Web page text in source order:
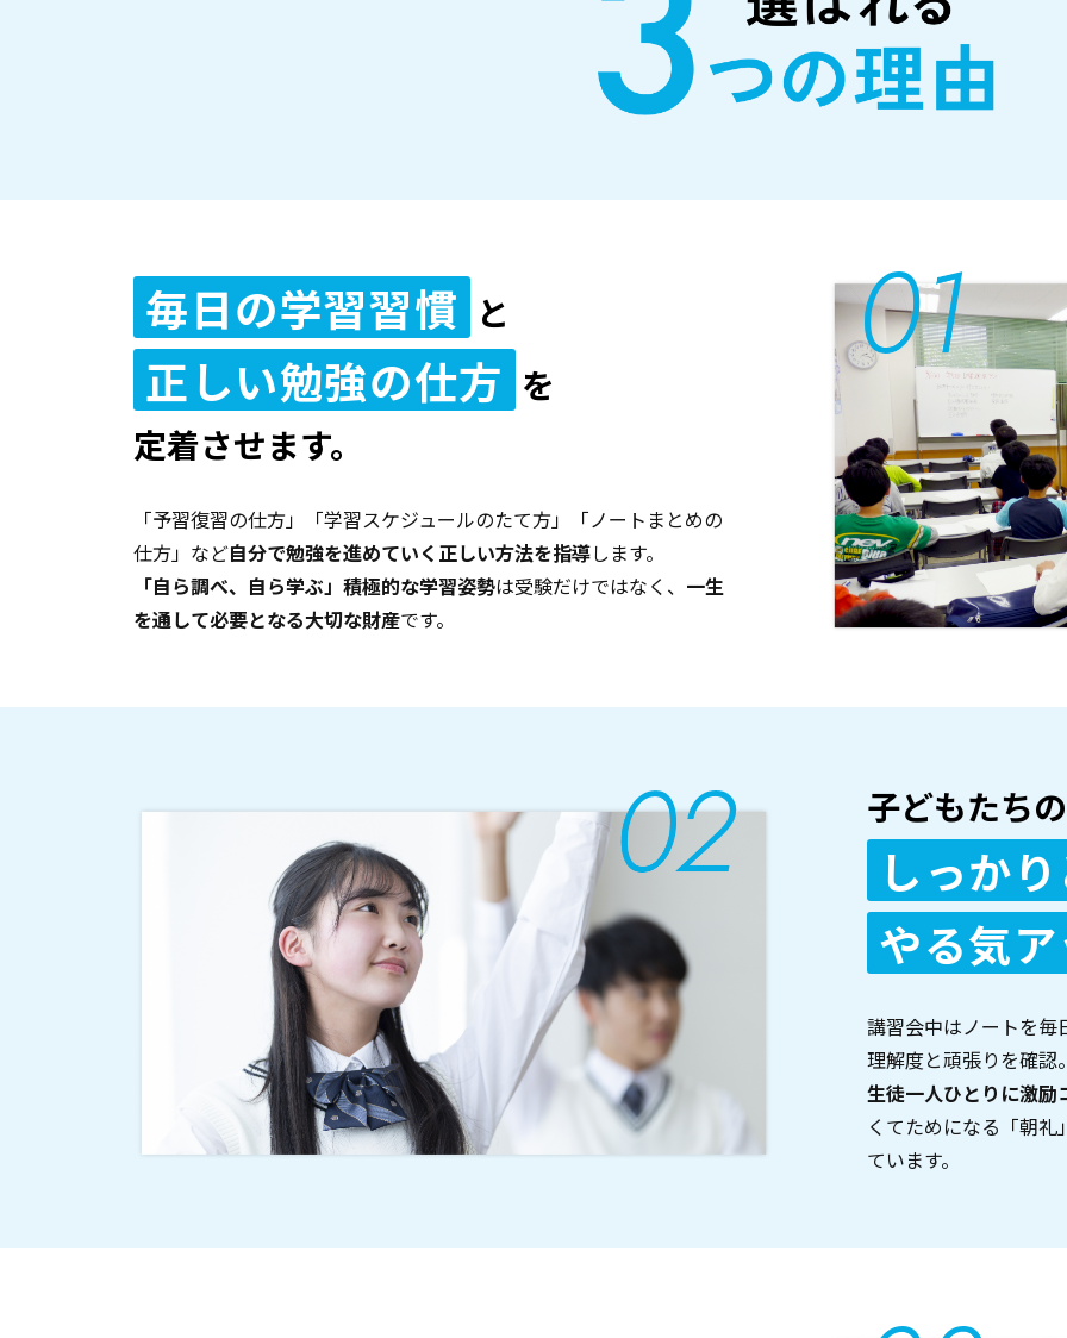
毎日の学習習慣 と
正しい勉強の仕方 を
定着させます。
「予習復習の仕方」「学習スケジュールのたて方」「ノートまとめの
仕方」など自分で勉強を進めていく正しい方法を指導します。
「自ら調べ、自ら学ぶ」積極的な学習姿勢は受験だけではなく、 一生
を通して必要となる大切な財産です。
子どもたち
しっか
やる気
講習会中はノートを毎
理解度と頑張りを確認
生徒一人ひとりに激励
くてためになる「朝
ています。